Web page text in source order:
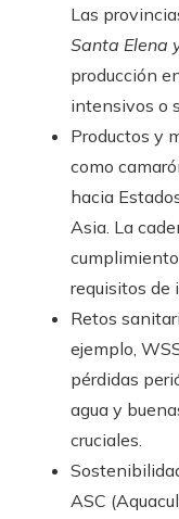
Las
Santa Elena
producción
intensivos o
Productos y
como
hacia
Asia. La
requisitos de
Retos
ejemplo,
pérdidas
agua y
cruciales.
ASC